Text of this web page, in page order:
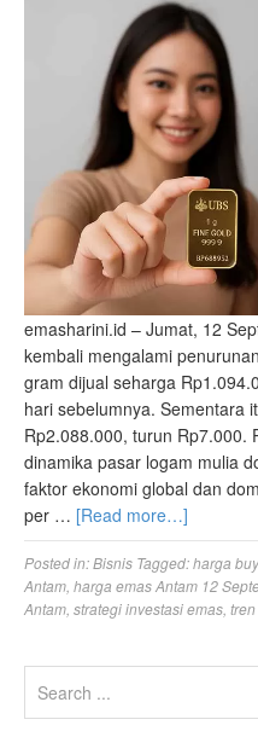
emasharini.id – Jumat, 12
kembali mengalami
gram dijual seharga
hari sebelumnya. Sementara
Rp2.088.000, turun Rp7.000.
dinamika pasar logam mulia
faktor ekonomi global dan
per … [Read more…]
Posted in:Bisnis Tagged:harga
Antam, harga emas Antam 12
Antam, strategi investasi emas,